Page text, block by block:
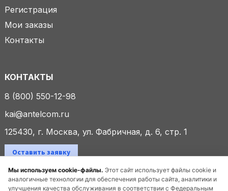
Мы используем cookie-файлы. Этот сайт использует файлы cookie и
аналогичные технологии для обеспечения работы сайта, аналитики и
улучшения качества обслуживания в соответствии с Федеральным
Регистрация
Мои заказы
Контакты
КОНТАКТЫ
8 (800) 550-12-98
kai@antelcom.ru
125430, г. Москва, ул. Фабричная, д. 6, стр. 1
Оставить заявку